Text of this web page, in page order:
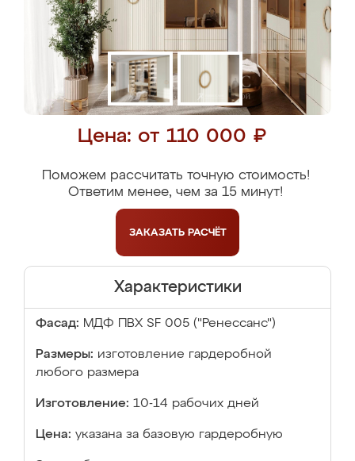
Цена: от 110 000 ₽
Поможем рассчитать точную стоимость!
Ответим менее, чем за 15 минут!
ЗАКАЗАТЬ РАСЧЁТ
Характеристики
Фасад: МДФ ПВХ SF 005 ("Ренессанс")
Размеры: изготовление гардеробной
любого размера
Изготовление: 10-14 рабочих дней
Цена: указана за базовую гардеробную